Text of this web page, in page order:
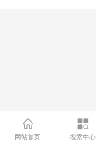
网站首页 搜索中心